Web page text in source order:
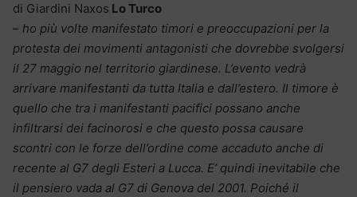
di Giardini Naxos Lo Turco
– ho più volte manifestato timori e preoccupazioni per la
protesta dei movimenti antagonisti che dovrebbe svolgersi
il 27 maggio nel territorio giardinese. L’evento vedrà
arrivare manifestanti da tutta Italia e dall’estero. Il timore è
quello che tra i manifestanti pacifici possano anche
infiltrarsi dei facinorosi e che questo possa causare
scontri con le forze dell’ordine come accaduto anche di
recente al G7 degli Esteri a Lucca. E’ quindi inevitabile che
il pensiero vada al G7 di Genova del 2001. Poiché il